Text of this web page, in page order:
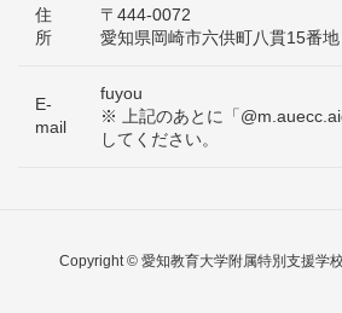
住
所
〒444-0072
愛知県岡崎市六供町八貫15番地
E-
mail
fuyou
※ 上記のあとに「
してください。
Copyright © 愛知教育大学附属特別支援学